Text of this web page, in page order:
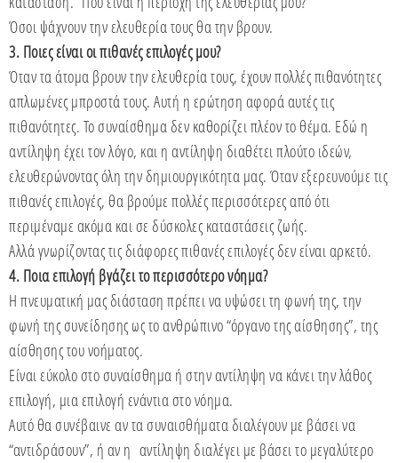
Όσοι ψάχνουν την ελευθερία τους θα την βρουν.
3. Ποιες είναι οι πιθανές επιλογές μου?
Όταν τα άτομα βρουν την ελευθερία τους, έχουν πολλές πιθανότητες
απλωμένες μπροστά τους. Αυτή η ερώτηση αφορά αυτές τις
πιθανότητες. Το συναίσθημα δεν καθορίζει πλέον το θέμα. Εδώ η
αντίληψη έχει τον λόγο, και η αντίληψη διαθέτει πλούτο ιδεών,
ελευθερώνοντας όλη την δημιουργικότητα μας. Όταν εξερευνούμε τις
πιθανές επιλογές, θα βρούμε πολλές περισσότερες από ότι
περιμέναμε ακόμα και σε δύσκολες καταστάσεις ζωής.
Αλλά γνωρίζοντας τις διάφορες πιθανές επιλογές δεν είναι αρκετό.
4. Ποια επιλογή βγάζει το περισσότερο νόημα?
Η πνευματική μας διάσταση πρέπει να υψώσει τη φωνή της, την
φωνή της συνείδησης ως το ανθρώπινο “όργανο της αίσθησης”, της
αίσθησης του νοήματος.
Είναι εύκολο στο συναίσθημα ή στην αντίληψη να κάνει την λάθος
επιλογή, μια επιλογή ενάντια στο νόημα.
Αυτό θα συνέβαινε αν τα συναισθήματα διαλέγουν με βάσει να
“αντιδράσουν”, ή αν η αντίληψη διαλέγει με βάσει το μεγαλύτερο